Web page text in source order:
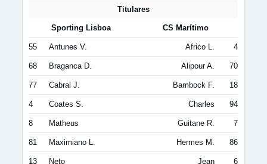
Titulares
Sporting Lisboa CS Marítimo
55 Antunes V. Africo L. 4
68 Braganca D. Alipour A. 70
77 Cabral J. Bambock F. 18
4 Coates S. Charles 94
8 Matheus Guitane R. 7
81 Maximiano L. Hermes M. 86
13 Neto Jean 6